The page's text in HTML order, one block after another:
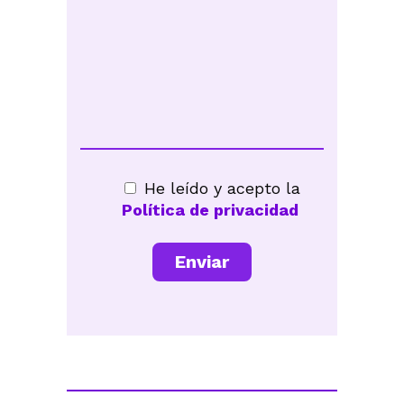
He leído y acepto la
Política de privacidad